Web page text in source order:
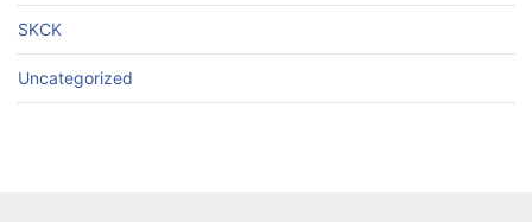
SKCK
Uncategorized